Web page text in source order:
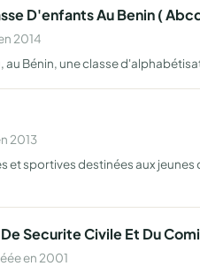
D'enfants Au Benin (
2014
Bénin, une classe
2013
sportives destinées aux
Securite Civile Et Du
en 2001